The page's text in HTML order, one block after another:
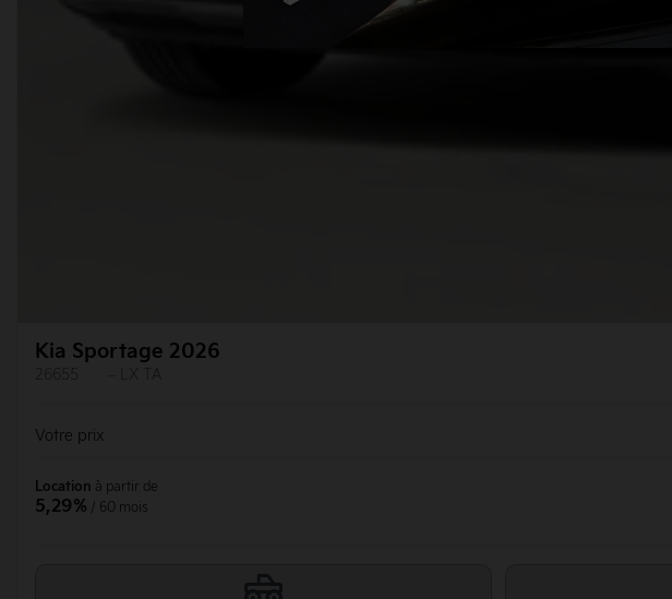
Kia Sportage 2026
Votre prix
Location à partir de
5,29% / 60 mois